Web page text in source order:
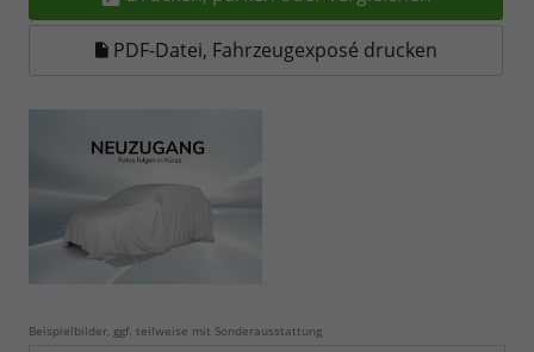
PDF-Datei, Fahrzeugexposé drucken
Beispielbilder, ggf. teilweise mit Sonderausstattung